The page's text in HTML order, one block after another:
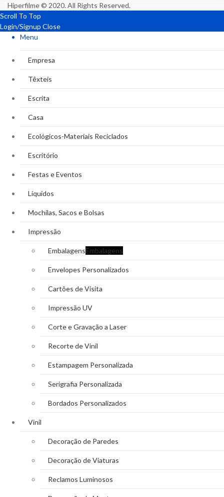
Hiperfilme © 2020. All Rights Reserved.
Scroll To Top
Login/Signup Close
Menu
Empresa
Têxteis
Escrita
Casa
Ecológicos-Materiais Reciclados
Escritório
Festas e Eventos
Líquidos
Mochilas, Sacos e Bolsas
Impressão
EmbalagensEmbalagens
Envelopes Personalizados
Cartões de Visita
Impressão UV
Corte e Gravação a Laser
Recorte de Vinil
Estampagem Personalizada
Serigrafia Personalizada
Bordados Personalizados
Vinil
Decoração de Paredes
Decoração de Viaturas
Reclamos Luminosos